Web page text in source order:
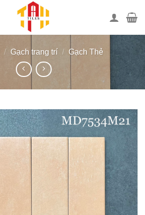
/ Gạch trang trí / Gạch Thẻ